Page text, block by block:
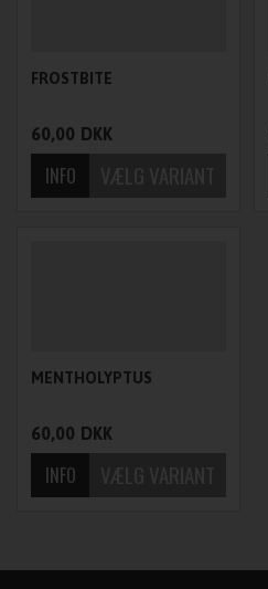
FROSTBITE
60,00 DKK
MENTHOLYPTUS
60,00 DKK